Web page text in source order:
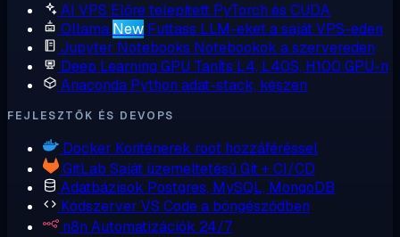
AI VPS Előre telepített PyTorch és CUDA
Ollama New Futtass LLM-eket a saját VPS-eden
Jupyter Notebooks Notebookok a szervereden
Deep Learning GPU Taníts L4, L40S, H100 GPU-n
Anaconda Python adat-stack, készen
FEJLESZTŐK ÉS DEVOPS
Docker Konténerek root hozzáféréssel
GitLab Saját üzemeltetésű Git + CI/CD
Adatbázisok Postgres, MySQL, MongoDB
Kódszerver VS Code a böngésződben
n8n Automatizációk 24/7